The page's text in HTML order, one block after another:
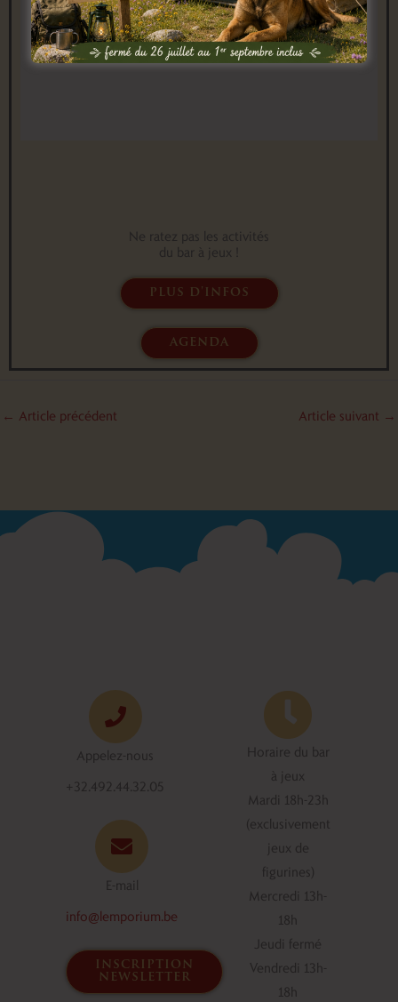
Ne ratez pas les activités
du bar à jeux !
plus d'infos
agenda
← Article précédent Article suivant →
Appelez-nous
+32.492.44.32.05
E-mail
info@lemporium.be
inscription
newsletter
Horaire du bar
à jeux
Mardi 18h-23h
(exclusivement
jeux de
figurines)
Mercredi 13h-
18h
Jeudi fermé
Vendredi 13h-
18h